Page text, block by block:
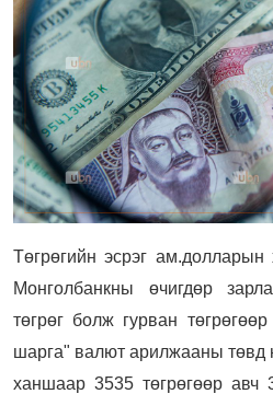
Төгрөгийн эсрэг
Монголбанкны өчигдөр
төгрөг болж гурван
шарга" валют арилжааны төвд
ханшаар 3535 төгрөгөөр авч